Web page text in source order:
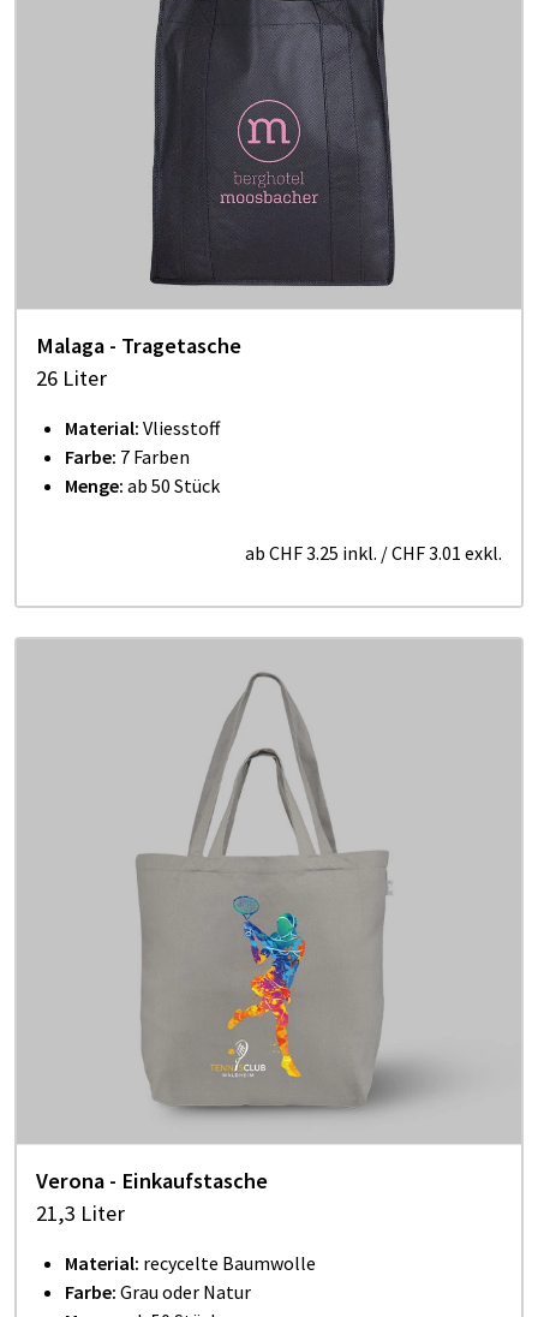
Malaga - Tragetasche
26 Liter
Material: Vliesstoff
Farbe: 7 Farben
Menge: ab 50 Stück
ab CHF 3.25 inkl. /CHF 3.01 exkl.
Verona - Einkaufstasche
21,3 Liter
Material: recycelte Baumwolle
Farbe: Grau oder Natur